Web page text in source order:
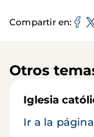
Compartir en
Otros
Iglesia
Ir a la